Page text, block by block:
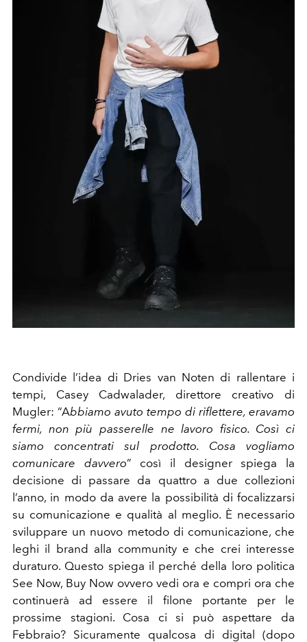
Condivide l’idea di Dries van Noten di rallentare i
tempi, Casey Cadwalader, direttore creativo di
Mugler: “Abbiamo avuto tempo di riflettere, eravamo
fermi, non più passerelle ne lavoro fisico. Così ci
siamo concentrati sul prodotto. Cosa vogliamo
comunicare davvero” così il designer spiega la
decisione di passare da quattro a due collezioni
l’anno, in modo da avere la possibilità di focalizzarsi
su comunicazione e qualità al meglio. È necessario
sviluppare un nuovo metodo di comunicazione, che
leghi il brand alla community e che crei interesse
duraturo. Questo spiega il perché della loro politica
See Now, Buy Now ovvero vedi ora e compri ora che
continuerà ad essere il filone portante per le
prossime stagioni. Cosa ci si può aspettare da
Febbraio? Sicuramente qualcosa di digital (dopo